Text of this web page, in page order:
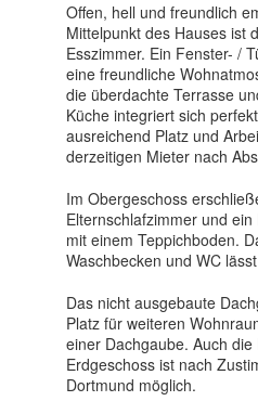
Offen, hell und freundlich
Mittelpunkt des Hauses ist
Esszimmer. Ein Fenster- /
eine freundliche
die überdachte Terrasse
Küche integriert sich
ausreichend Platz und
derzeitigen Mieter nach
Im Obergeschoss
Elternschlafzimmer und
mit einem Teppichboden.
Waschbecken und WC
Das nicht ausgebaute
Platz für weiteren
einer Dachgaube. Auch
Erdgeschoss ist nach
Dortmund möglich.